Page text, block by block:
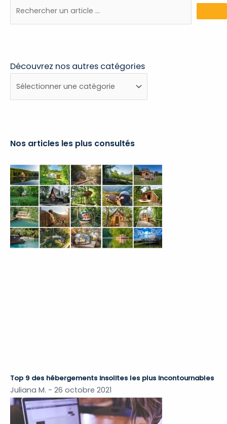
Découvrez nos autres catégories
Nos articles les plus consultés
Top 9 des hébergements insolites les plus incontournables
Juliana M. 26 octobre 2021